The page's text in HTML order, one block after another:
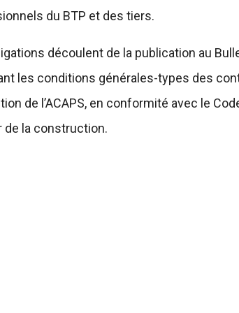
du BTP et des tiers.
découlent de la publication au
les conditions générales-types des
de l’ACAPS, en conformité avec le
de la construction.